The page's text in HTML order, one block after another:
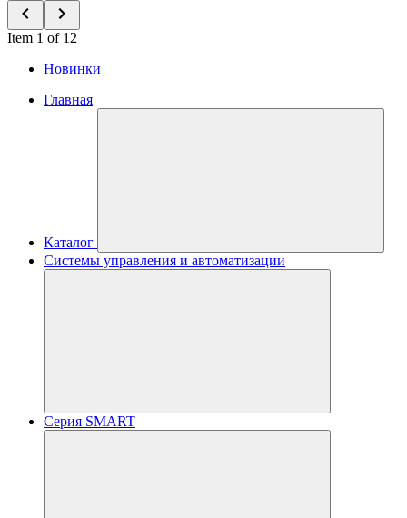
Item 1 of 12
Новинки
Главная
Каталог
Системы управления и автоматизации
Серия SMART